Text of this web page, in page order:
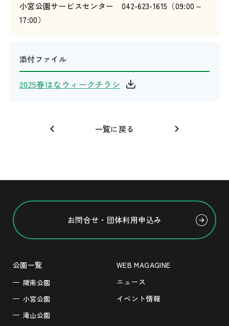
小宮公園サービスセンター 042-623-1615（09:00～
17:00）
添付ファイル
2025春はなウィークチラシ
一覧に戻る
お問合せ・団体利用申込み
公園一覧
陵南公園
小宮公園
滝山公園
WEB MAGAGINE
ニュース
イベント情報